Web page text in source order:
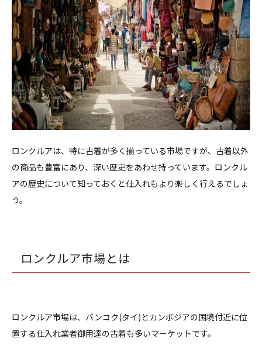
ロンクルアは、特に古着が多く揃っている市場ですが、古着以外
の商品も豊富にあり、深い歴史をあわせ持っています。ロンクル
アの歴史について知っておくと仕入れもより楽しく行えるでしょ
う。
ロンクルア市場とは
ロンクルア市場は、バンコク(タイ)とカンボジアの国境付近に位
置する仕入れ業者御用達の古着も多いマーケットです。